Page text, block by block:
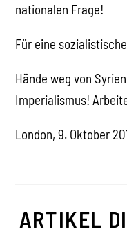
nationalen Frage!
Für eine
Hände weg von
Imperialismus!
London, 9. Oktober
ARTIKEL